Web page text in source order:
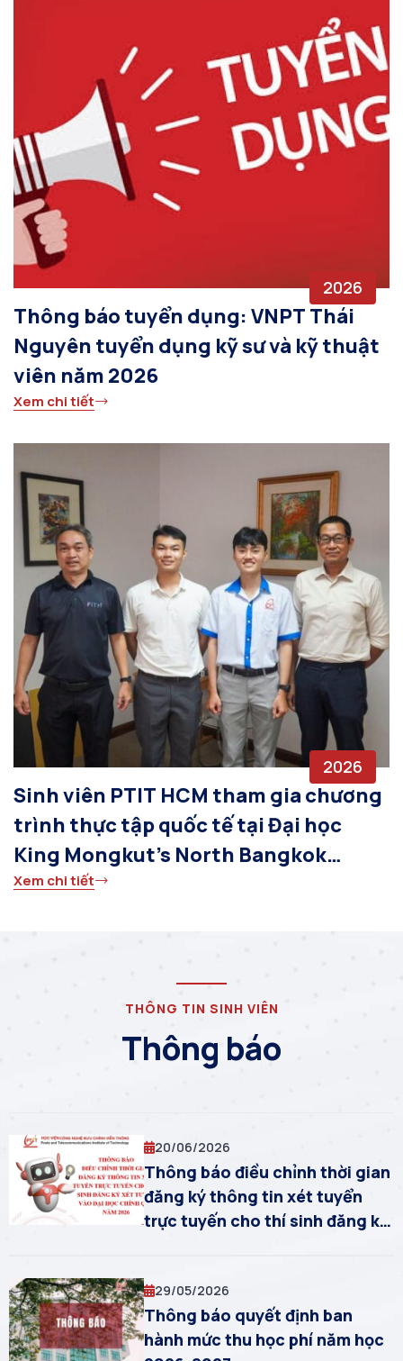
2026
Thông báo tuyển dụng: VNPT Thái
Nguyên tuyển dụng kỹ sư và kỹ thuật
viên năm 2026
Xem chi tiết
2026
Sinh viên PTIT HCM tham gia chương
trình thực tập quốc tế tại Đại học
King Mongkut’s North Bangkok
(KMUTNB), Thái Lan
Xem chi tiết
THÔNG TIN SINH VIÊN
Thông báo
20/06/2026
Thông báo điều chỉnh thời gian
đăng ký thông tin xét tuyển
trực tuyến cho thí sinh đăng ký
29/05/2026
Thông báo quyết định ban
hành mức thu học phí năm học